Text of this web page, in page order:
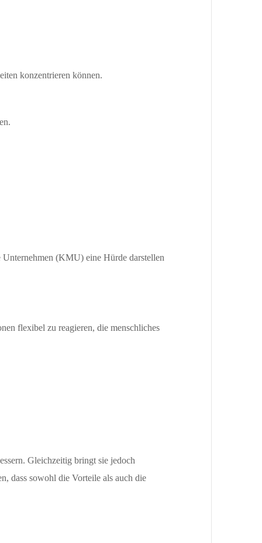
konzentrieren können.
(KMU) eine Hürde darstellen
flexibel zu reagieren, die menschliches
Gleichzeitig bringt sie jedoch
dass sowohl die Vorteile als auch die